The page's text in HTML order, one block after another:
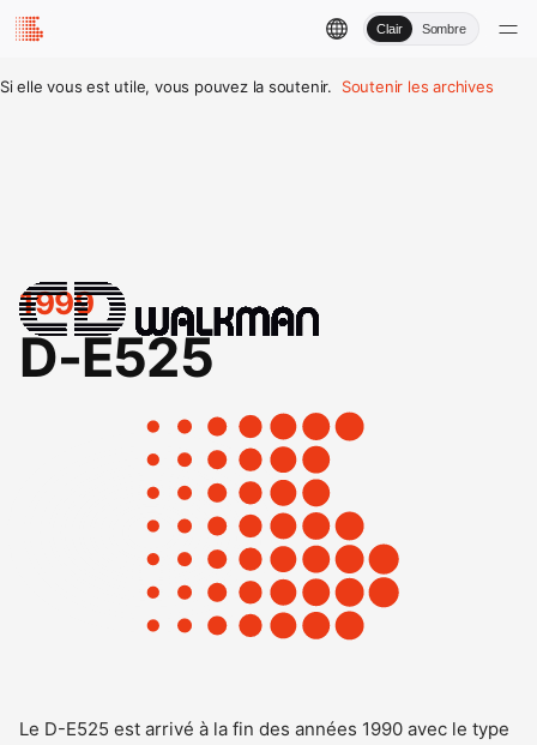
Clair Sombre
Si elle vous est utile, vous pouvez la soutenir. Soutenir les archives
1999
D-E525
Le D-E525 est arrivé à la fin des années 1990 avec le type